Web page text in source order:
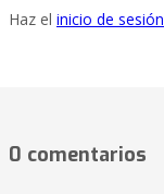
Haz el inicio de sesión
0 comentarios